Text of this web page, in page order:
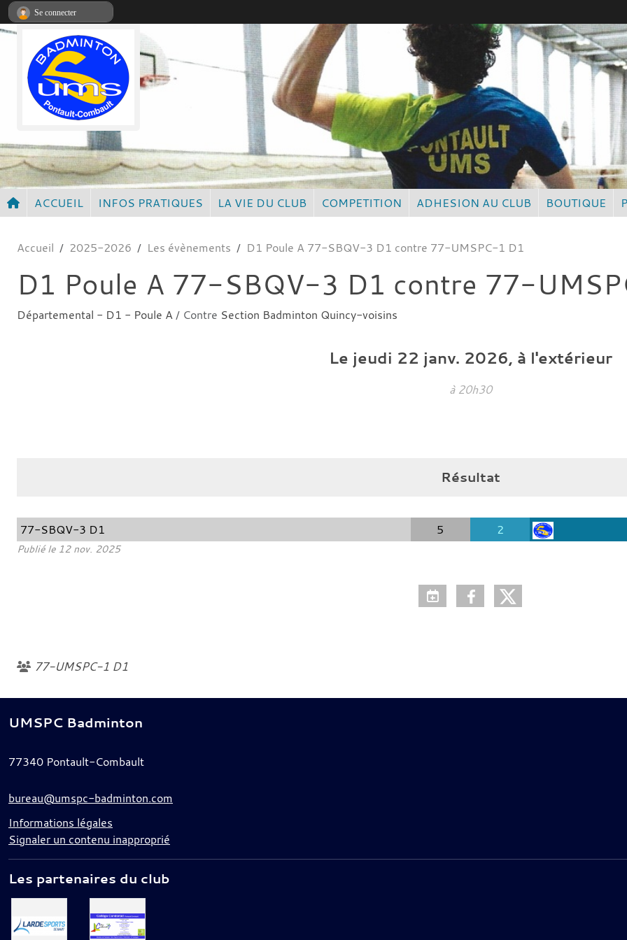
ACCUEIL INFOS PRATIQUES LA VIE DU CLUB COMPETITION ADHESION AU CLUB BOUTIQUE
Accueil 2025-2026 Les évènements D1 Poule A 77-SBQV-3 D1 contre 77-UMSPC-1 D1
D1 Poule A 77-SBQV-3 D1 contre 77-
Départemental - D1 - Poule A/ Contre Section Badminton Quincy-voisins
Le jeudi 22 janv. 2026, à l'extérieur
à 20h30
Résultat
77-SBQV-3 D1 5 2
Publié le 12 nov. 2025
77-UMSPC-1 D1
UMSPC Badminton
77340 Pontault-Combault
bureau@umspc-badminton.com
Informations légales
Signaler un contenu inapproprié
Les partenaires du club
Se connecter
Panneau de gestion des cookies